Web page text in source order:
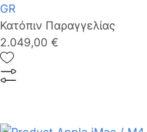
GR
Κατόπιν Παραγγελίας
2.049,00 €